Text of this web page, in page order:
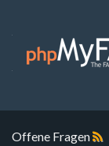
Offene Fragen